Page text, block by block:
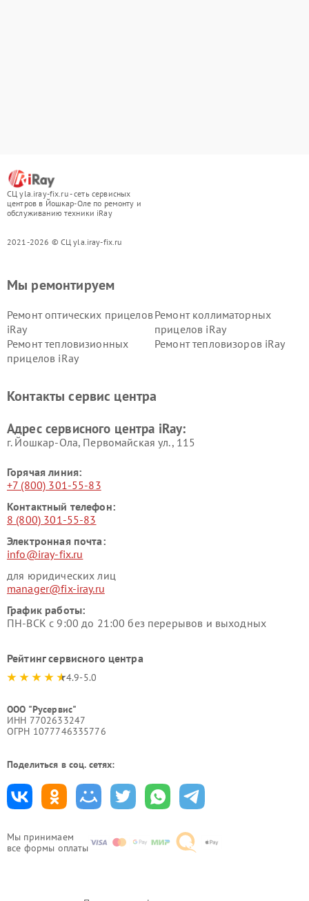
СЦ yla.iray-fix.ru - сеть сервисных
центров в Йошкар-Оле по ремонту и
обслуживанию техники iRay
2021-2026 © СЦ yla.iray-fix.ru
Мы принимаем
все формы оплаты
Мы ремонтируем
Ремонт оптических прицелов
iRay
Ремонт коллиматорных
прицелов iRay
Ремонт тепловизионных
прицелов iRay
Ремонт тепловизоров iRay
Контакты сервис центра
Адрес сервисного центра iRay:
г. Йошкар-Ола, Первомайская ул., 115
Горячая линия:
+7 (800) 301-55-83
Контактный телефон:
8 (800) 301-55-83
Электронная почта:
info@iray-fix.ru
для юридических лиц
manager@fix-iray.ru
График работы:
ПН-ВСК с 9:00 до 21:00 без перерывов и выходных
Рейтинг сервисного центра
4.9-5.0
ООО "Русервис"
ИНН 7702633247
ОГРН 1077746335776
Поделиться в соц. сетях: